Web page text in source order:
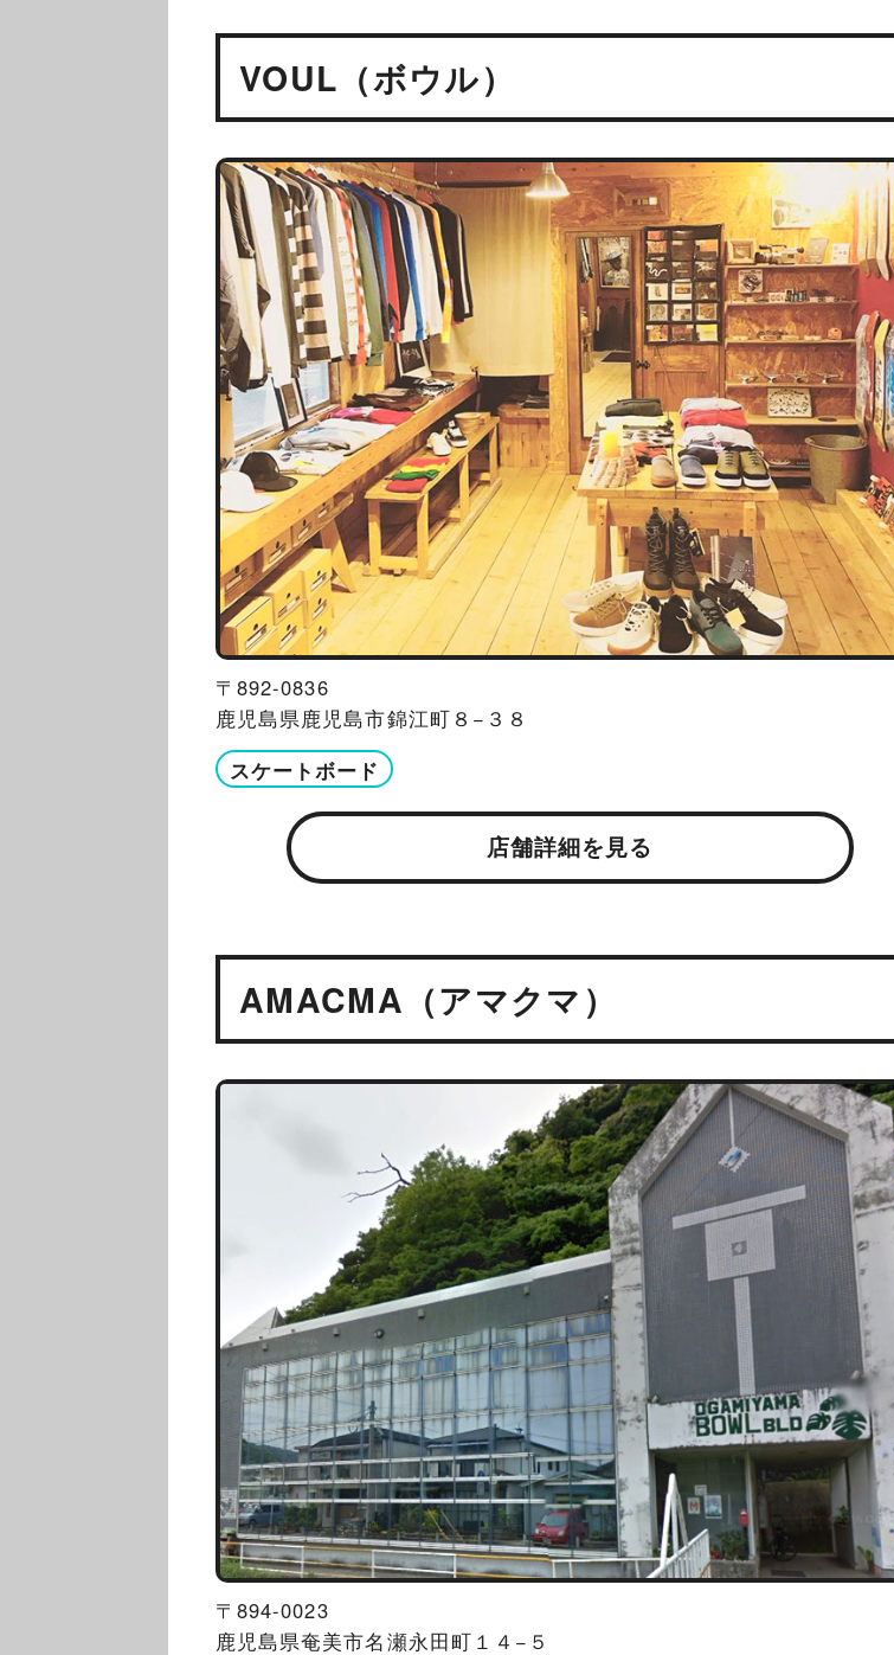
VOUL（ボウル）
〒892-0836
鹿児島県鹿児島市錦江町８−３８
スケートボード
店舗詳細を見る
AMACMA（アマクマ）
〒894-0023
鹿児島県奄美市名瀬永田町１４−５